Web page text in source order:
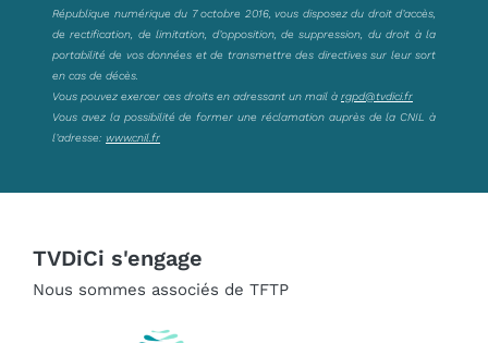
République numérique du 7 octobre 2016, vous disposez du droit d’accès,
de rectification, de limitation, d’opposition, de suppression, du droit à la
portabilité de vos données et de transmettre des directives sur leur sort
en cas de décès.
Vous pouvez exercer ces droits en adressant un mail à rgpd@tvdici.fr
Vous avez la possibilité de former une réclamation auprès de la CNIL à
l’adresse: www.cnil.fr
TVDiCi s'engage
Nous sommes associés de TFTP